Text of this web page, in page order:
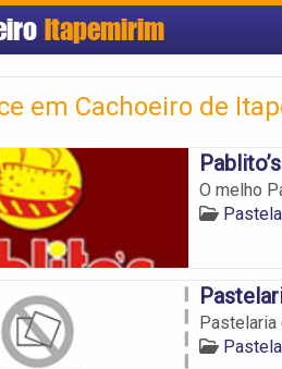
Itapemirim
em Cachoeiro de
Pablito’s
O melho
Pastelaria